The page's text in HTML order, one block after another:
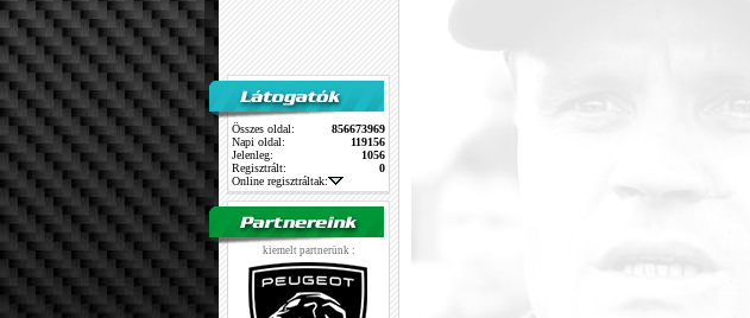
Összes oldal:
856673969
Napi oldal:
119156
Jelenleg:
1056
Regisztrált:
0
Online regisztráltak:
kiemelt partnerünk :